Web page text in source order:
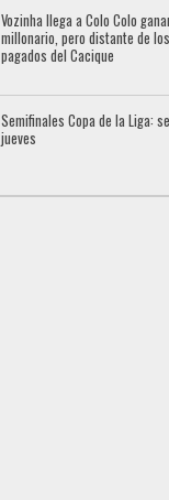
Vozinha llega a Colo Colo
millonario, pero distante de
pagados del Cacique
Semifinales Copa de la Liga:
jueves